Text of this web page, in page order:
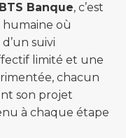
BTS Banque, c’est
où
suivi
limité et une
chacun
son projet
à chaque étape